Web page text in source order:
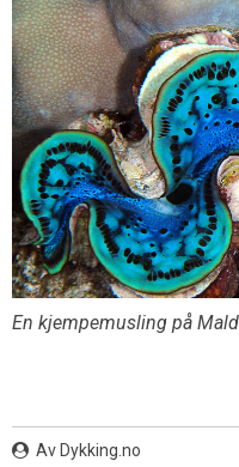
En kjempemusling på
Av Dykking.no